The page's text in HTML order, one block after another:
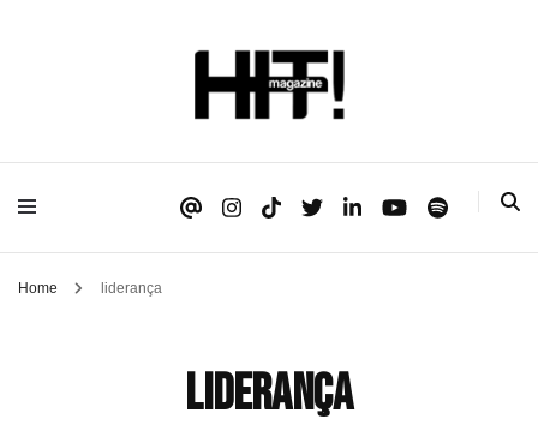
HIT!Magazine
Home liderança
liderança